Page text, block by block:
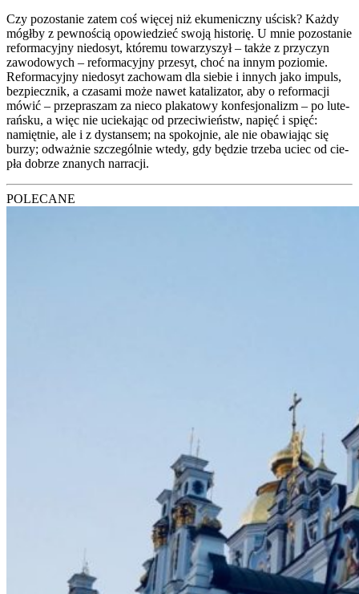
Czy pozo­sta­nie zatem coś wię­cej niż eku­me­nicz­ny uścisk? Każ­dy
mógł­by z pew­no­ścią opo­wie­dzieć swo­ją histo­rię. U mnie pozo­sta­nie
refor­ma­cyj­ny nie­do­syt, któ­re­mu towa­rzy­szył – tak­że z przy­czyn
zawo­do­wych – refor­ma­cyj­ny prze­syt, choć na innym pozio­mie.
Refor­ma­cyj­ny nie­do­syt zacho­wam dla sie­bie i innych jako impuls,
bez­piecz­nik, a cza­sa­mi może nawet kata­li­za­tor, aby o refor­ma­cji
mówić – prze­pra­szam za nie­co pla­ka­to­wy kon­fe­sjo­na­lizm – po lute­
rań­sku, a więc nie ucie­ka­jąc od prze­ci­wieństw, napięć i spięć:
namięt­nie, ale i z dystan­sem; na spo­koj­nie, ale nie oba­wia­jąc się
burzy; odważ­nie szcze­gól­nie wte­dy, gdy będzie trze­ba uciec od cie­
pła dobrze zna­nych nar­ra­cji.
POLECANE